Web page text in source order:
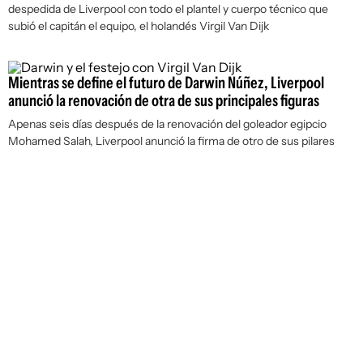
despedida de Liverpool con todo el plantel y cuerpo técnico que
subió el capitán el equipo, el holandés Virgil Van Dijk
Mientras se define el futuro de Darwin Núñez, Liverpool
anunció la renovación de otra de sus principales figuras
Apenas seis días después de la renovación del goleador egipcio
Mohamed Salah, Liverpool anunció la firma de otro de sus pilares